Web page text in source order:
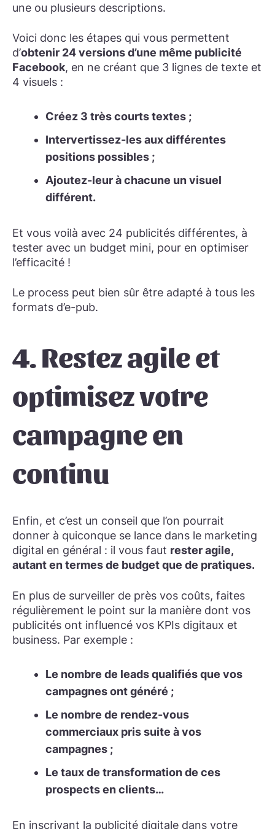
une ou plusieurs descriptions.
Voici donc les étapes qui vous permettent
d’obtenir 24 versions d’une même publicité
Facebook, en ne créant que 3 lignes de texte et
4 visuels :
Créez 3 très courts textes ;
Intervertissez-les aux différentes
positions possibles ;
Ajoutez-leur à chacune un visuel
différent.
Et vous voilà avec 24 publicités différentes, à
tester avec un budget mini, pour en optimiser
l’efficacité !
Le process peut bien sûr être adapté à tous les
formats d’e-pub.
4. ​​Restez agile et
optimisez votre
campagne en
continu
Enfin, et c’est un conseil que l’on pourrait
donner à quiconque se lance dans le marketing
digital en général : il vous faut rester agile,
autant en termes de budget que de pratiques.
En plus de surveiller de près vos coûts, faites
régulièrement le point sur la manière dont vos
publicités ont influencé vos KPIs digitaux et
business. Par exemple :
Le nombre de leads qualifiés que vos
campagnes ont généré ;
Le nombre de rendez-vous
commerciaux pris suite à vos
campagnes ;
Le taux de transformation de ces
prospects en clients…
En inscrivant la publicité digitale dans votre